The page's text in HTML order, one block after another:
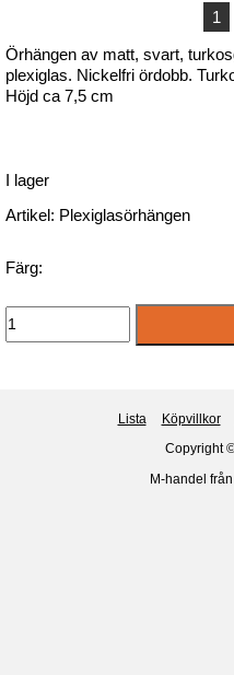
1
Örhängen av matt, svart,
plexiglas. Nickelfri ördobb.
Höjd ca 7,5 cm
I lager
Artikel: Plexiglasörhängen
Färg:
Lista Köpvillkor
Copyright
M-handel från